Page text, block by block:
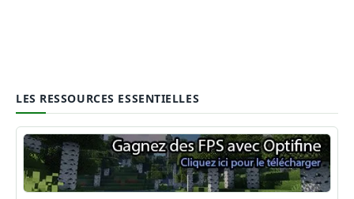
LES RESSOURCES ESSENTIELLES
Optifine